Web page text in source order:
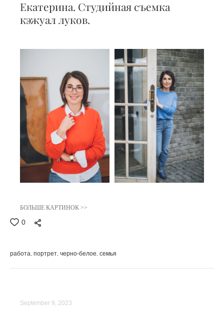
Екатерина. Студийная съемка
кэжуал луков.
БОЛЬШЕ КАРТИНОК >>
0
работа портрет черно-белое семья
September 9, 2023